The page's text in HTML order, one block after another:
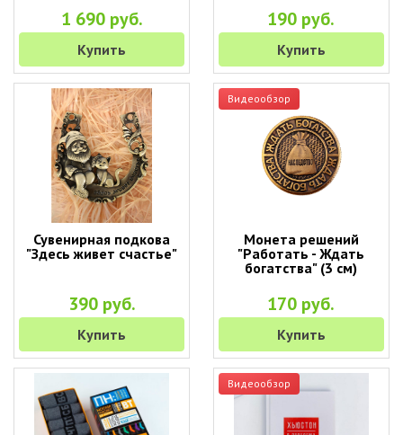
1 690 руб.
Купить
190 руб.
Купить
Сувенирная подкова
"Здесь живет счастье"
390 руб.
Купить
Видеообзор
Монета решений
"Работать - Ждать
богатства" (3 см)
170 руб.
Купить
Видеообзор